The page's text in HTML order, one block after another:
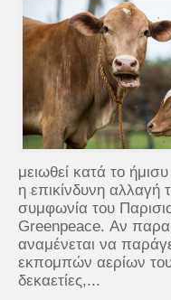
μειωθεί κατά το
η επικίνδυνη αλλαγή
συμφωνία του
Greenpeace. Αν
αναμένεται να
εκπομπών αερίων
δεκαετίες,...